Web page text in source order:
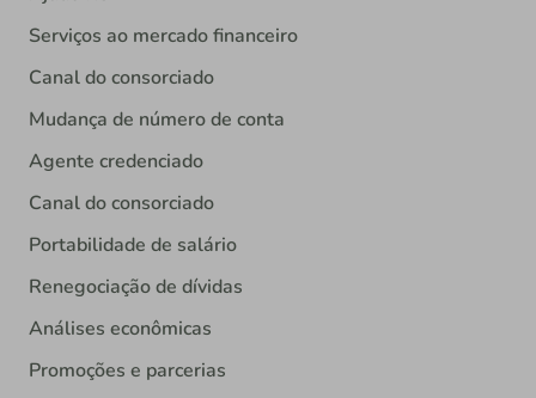
Serviços ao mercado financeiro
Canal do consorciado
Mudança de número de conta
Agente credenciado
Canal do consorciado
Portabilidade de salário
Renegociação de dívidas
Análises econômicas
Promoções e parcerias